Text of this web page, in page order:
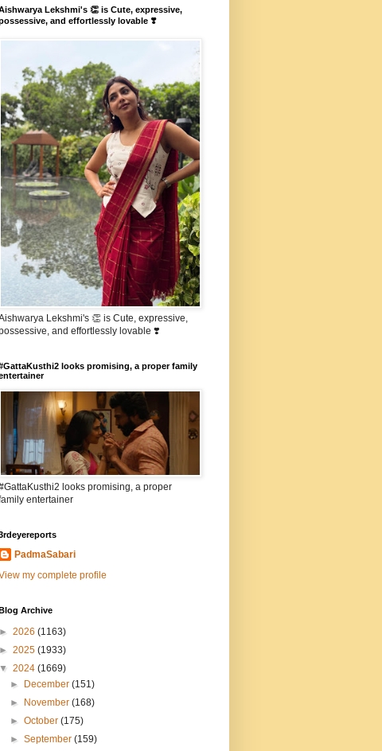
Lekshmi's 👏 is Cute, expressive,
and effortlessly lovable ❣️
Lekshmi's 👏 is Cute, expressive,
and effortlessly lovable ❣️
looks promising, a proper family
looks promising, a proper
entertainer
PadmaSabari
my complete profile
Blog Archive
► 2026 (1163)
► 2025 (1933)
▼ 2024 (1669)
►
December(151)
►
November(168)
►October(175)
►September(159)